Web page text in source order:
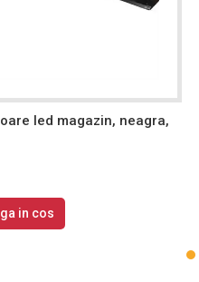
led magazin, neagra,
in cos